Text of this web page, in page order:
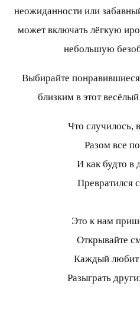
неожиданности или
может включать лёгкую
небольшую
Выбирайте
близким в этот
Что случилось,
Разом все
И как будто в
Превратился
Это к нам
Открывайте
Каждый любит
Разыграть